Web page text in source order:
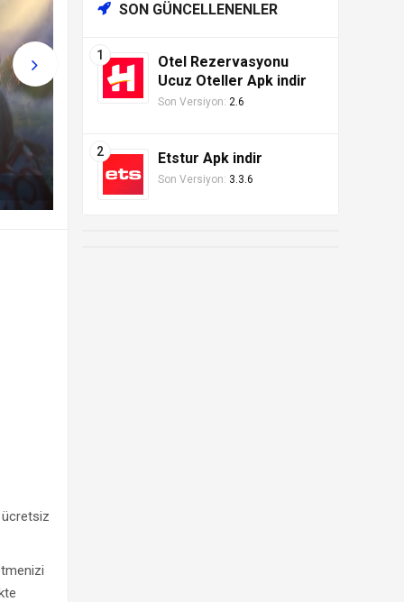
SON GÜNCELLENENLER
Otel Rezervasyonu
Ucuz Oteller Apk indir
Son Versiyon: 2.6
Etstur Apk indir
Son Versiyon: 3.3.6